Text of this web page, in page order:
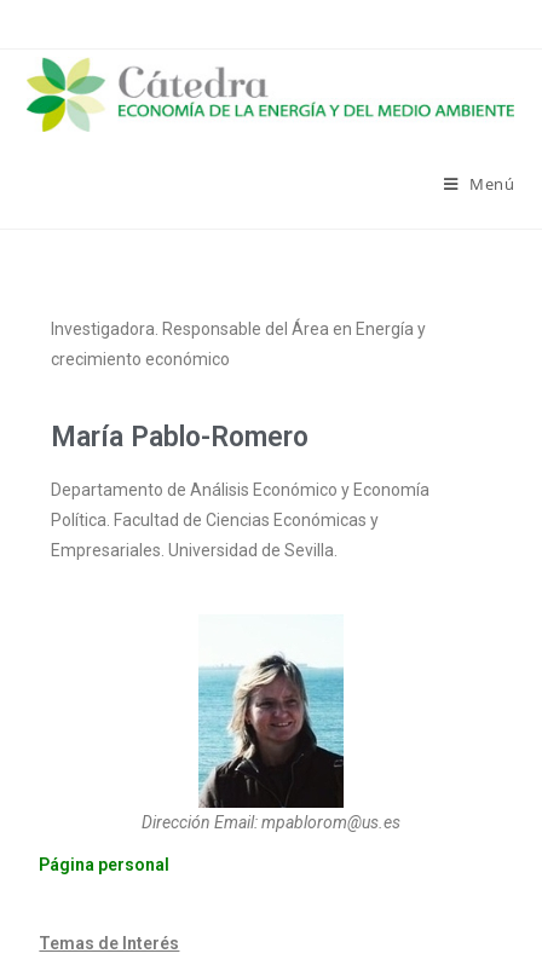
Menú
Investigadora. Responsable del Área en Energía y
crecimiento económico
María Pablo-Romero
Departamento de Análisis Económico y Economía
Política. Facultad de Ciencias Económicas y
Empresariales. Universidad de Sevilla.
Dirección Email: mpablorom@us.es
Página personal
Temas de Interés